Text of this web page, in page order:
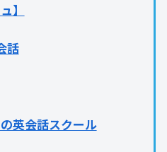
】
話
英会話スクール